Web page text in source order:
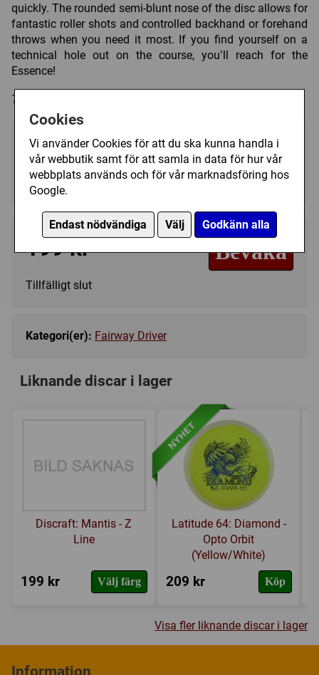
Cookies
Vi använder Cookies för att du ska kunna handla i
vår webbutik samt för att samla in data för hur vår
webbplats används och för vår marknadsföring hos
Google.
Endast nödvändiga Välj Godkänn alla
quickly. The rounded semi-blunt nose of the disc allows for
fantastic roller shots and controlled backhand or forehand
throws when you need it most. If you find yourself on a
technical hole out on the course, you’ll reach for the
Essence!
Trycket på discen kan variera i färg och form.
Välj färg:
Light Blue - Ej i lager ▼
199 kr Bevaka
Tillfälligt slut
Kategori(er): Fairway Driver
Liknande discar i lager
Discraft: Mantis - Z
Line
199 kr Välj färg
Latitude 64: Diamond -
Opto Orbit
(Yellow/White)
209 kr Köp
Visa fler liknande discar i lager
Information